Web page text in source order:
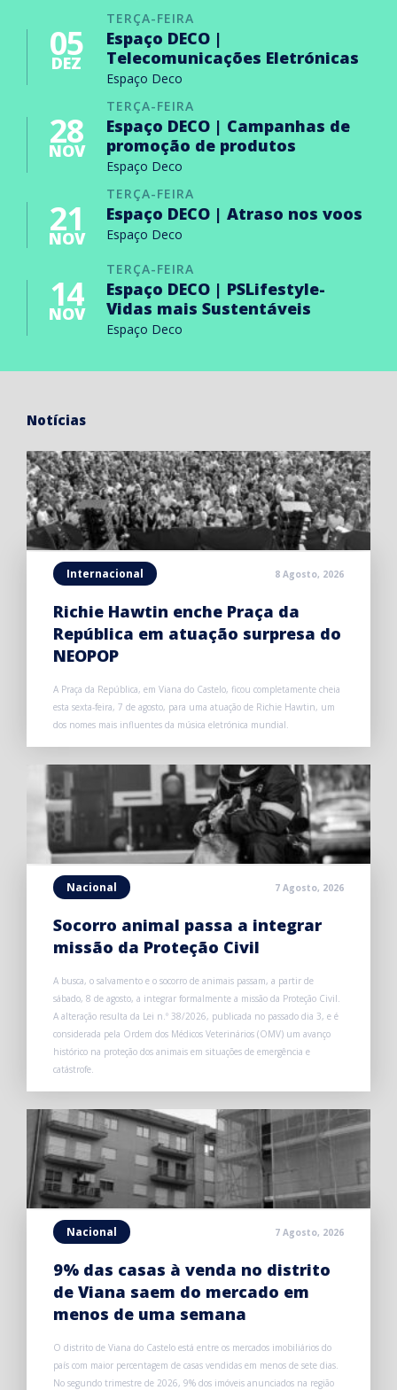
TERÇA-FEIRA
05
DEZ
Espaço DECO |
Telecomunicações Eletrónicas
Espaço Deco
TERÇA-FEIRA
28
NOV
Espaço DECO | Campanhas de
promoção de produtos
Espaço Deco
TERÇA-FEIRA
21
NOV
Espaço DECO | Atraso nos voos
Espaço Deco
TERÇA-FEIRA
14
NOV
Espaço DECO | PSLifestyle-
Vidas mais Sustentáveis
Espaço Deco
Notícias
Internacional 8 Agosto, 2026
Richie Hawtin enche Praça da
República em atuação surpresa do
NEOPOP
A Praça da República, em Viana do Castelo, ficou completamente cheia
esta sexta-feira, 7 de agosto, para uma atuação de Richie Hawtin, um
dos nomes mais influentes da música eletrónica mundial.
Nacional 7 Agosto, 2026
Socorro animal passa a integrar
missão da Proteção Civil
A busca, o salvamento e o socorro de animais passam, a partir de
sábado, 8 de agosto, a integrar formalmente a missão da Proteção Civil.
A alteração resulta da Lei n.º 38/2026, publicada no passado dia 3, e é
considerada pela Ordem dos Médicos Veterinários (OMV) um avanço
histórico na proteção dos animais em situações de emergência e
catástrofe.
Nacional 7 Agosto, 2026
9% das casas à venda no distrito
de Viana saem do mercado em
menos de uma semana
O distrito de Viana do Castelo está entre os mercados imobiliários do
país com maior percentagem de casas vendidas em menos de sete dias.
No segundo trimestre de 2026, 9% dos imóveis anunciados na região